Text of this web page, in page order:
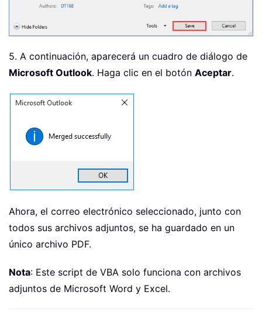
5. A continuación, aparecerá un cuadro de diálogo de
Microsoft Outlook. Haga clic en el botón Aceptar.
Ahora, el correo electrónico seleccionado, junto con
todos sus archivos adjuntos, se ha guardado en un
único archivo PDF.
Nota: Este script de VBA solo funciona con archivos
adjuntos de Microsoft Word y Excel.